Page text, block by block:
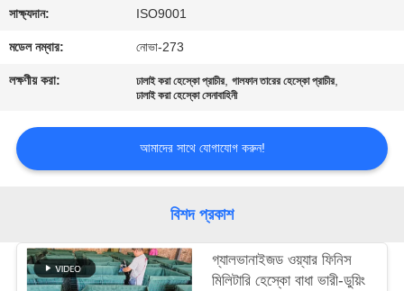
গুণমান
নিয়ন্ত্রণ
আমাদের
সাথে
খবর
সাক্ষ্যদান: ISO9001
মডেল নম্বার: নোভা-273
লক্ষণীয় করা: ঢালাই করা হেস্কো প্রাচীর,গালফান তারের হেস্কো প্রাচীর,
ঢালাই করা হেস্কো সেনাবাহিনী
আমাদের সাথে যোগাযোগ করুন!
বিশদ প্রকাশ
গ্যালভানাইজড ওয়্যার ফিনিস
মিলিটারি হেস্কো বাধা ভারী-ডুয়িং